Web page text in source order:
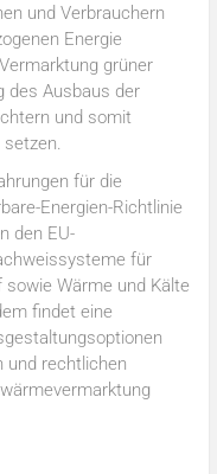
und Verbrauchern
Energie
grüner
des Ausbaus der
und somit
für die
Energien-Richtlinie
den EU-
für
Wärme und Kälte
findet eine
und rechtlichen